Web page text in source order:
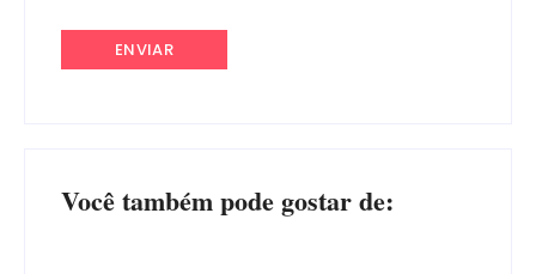
Você também pode gostar de: